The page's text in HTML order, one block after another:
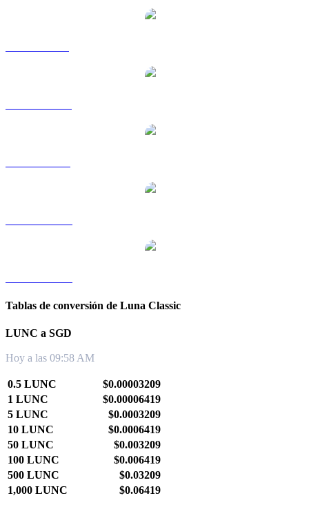
Tablas de conversión de Luna Classic
LUNC a SGD
Hoy a las 09:58 AM
0.5 LUNC
$0.00003209
1 LUNC
$0.00006419
5 LUNC
$0.0003209
10 LUNC
$0.0006419
50 LUNC
$0.003209
100 LUNC
$0.006419
500 LUNC
$0.03209
1,000 LUNC
$0.06419